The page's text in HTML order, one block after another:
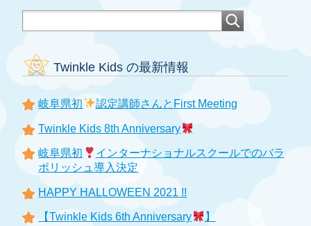
Twinkle Kids の最新情報
岐阜県初 認定講師さんとFirst Meeting
Twinkle Kids 8th Anniversary
岐阜県初
インターナショナルスクールでのバラ
ボリッシュ導入決定
HAPPY HALLOWEEN 2021 !!
【Twinkle Kids 6th Anniversary 】